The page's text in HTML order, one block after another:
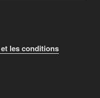
les conditions